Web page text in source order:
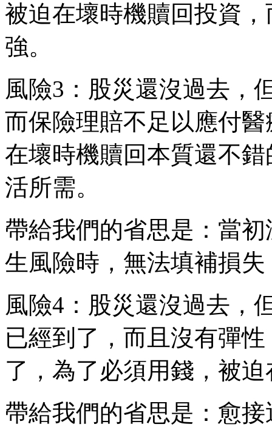
被迫在壞時機贖回投資
強。
風險3：股災還沒過去，
而保險理賠不足以應付
在壞時機贖回本質還不
活所需。
帶給我們的省思是：當
生風險時，無法填補損
風險4：股災還沒過去，
已經到了，而且沒有彈
了，為了必須用錢，被
帶給我們的省思是：愈